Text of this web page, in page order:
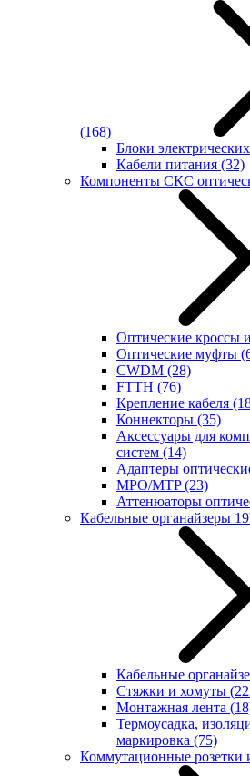
(168)
Блоки
Кабели питания (32)
Компоненты СКС
Оптические кроссы
Оптические муфты
CWDM (28)
FTTH (76)
Крепление кабеля
Коннекторы (35)
Аксессуары для
систем (14)
Адаптеры
MPO/MTP(23)
Аттенюаторы
Кабельные органайзеры
Кабельные
Стяжки и хомуты
Монтажная лента
Термоусадка,
маркировка (75)
Коммутационные розетки